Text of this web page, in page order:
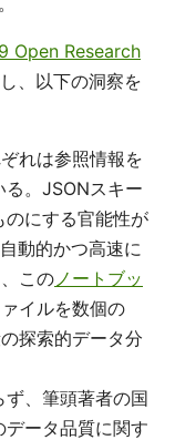
Open Research
、以下の洞察を
れは参照情報を
。JSONスキー
のにする官能性が
動的かつ高速に
この ノートブッ
イルを数個の
探索的データ分
、筆頭著者の国
ータ品質に関す